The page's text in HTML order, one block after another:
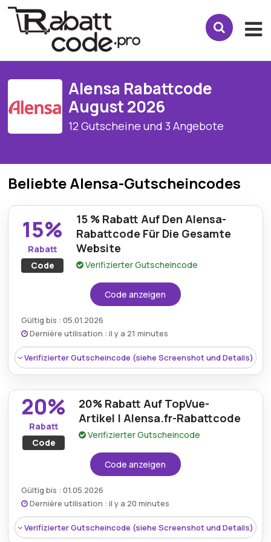
Alensa Rabattcode
August 2026
12 Gutscheine und 3 Angebote
Beliebte Alensa-Gutscheincodes
15%
Rabatt
Code
15 % Rabatt Auf Den Alensa-
Rabattcode Für Die Gesamte
Website
Verifizierter Gutscheincode
Code anzeigen
Gültig bis : 05.01.2026
Dernière utilisation : il y a 21 minutes
Verifizierter Gutscheincode (siehe Screenshot und Details)
Rabatt:15% rabatt auf alle brillen, sonnenbrillen
und linsen.
20%
Rabatt
Code
20% Rabatt Auf TopVue-
Artikel | Alensa.fr-Rabattcode
Verifizierter Gutscheincode
Code anzeigen
Gültig bis : 01.05.2026
Dernière utilisation : il y a 20 minutes
Verifizierter Gutscheincode (siehe Screenshot und Details)